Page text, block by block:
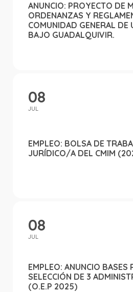
ANUNCIO: PROYECTO DE
ORDENANZAS Y
COMUNIDAD GENERAL DE
BAJO GUADALQUIVIR.
08
JUL
EMPLEO: BOLSA DE
JURÍDICO/A DEL CMIM
08
JUL
EMPLEO: ANUNCIO BASES
SELECCIÓN DE 3
(O.E.P 2025)